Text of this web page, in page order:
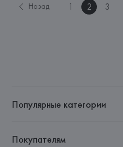
Назад 1 2 3
Популярные категории
Покупателям